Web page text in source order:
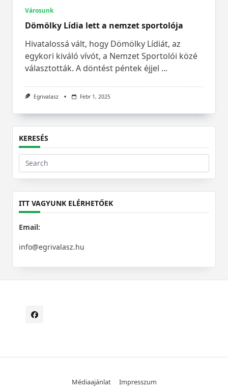
Városunk
Dömölky Lídia lett a nemzet sportolója
Hivatalossá vált, hogy Dömölky Lídiát, az
egykori kiváló vívót, a Nemzet Sportolói közé
választották. A döntést péntek éjjel ...
Egrivalasz Febr 1, 2025
KERESÉS
Search
for:
ITT VAGYUNK ELÉRHETŐEK
Email:
info@egrivalasz.hu
Médiaajánlat Impresszum